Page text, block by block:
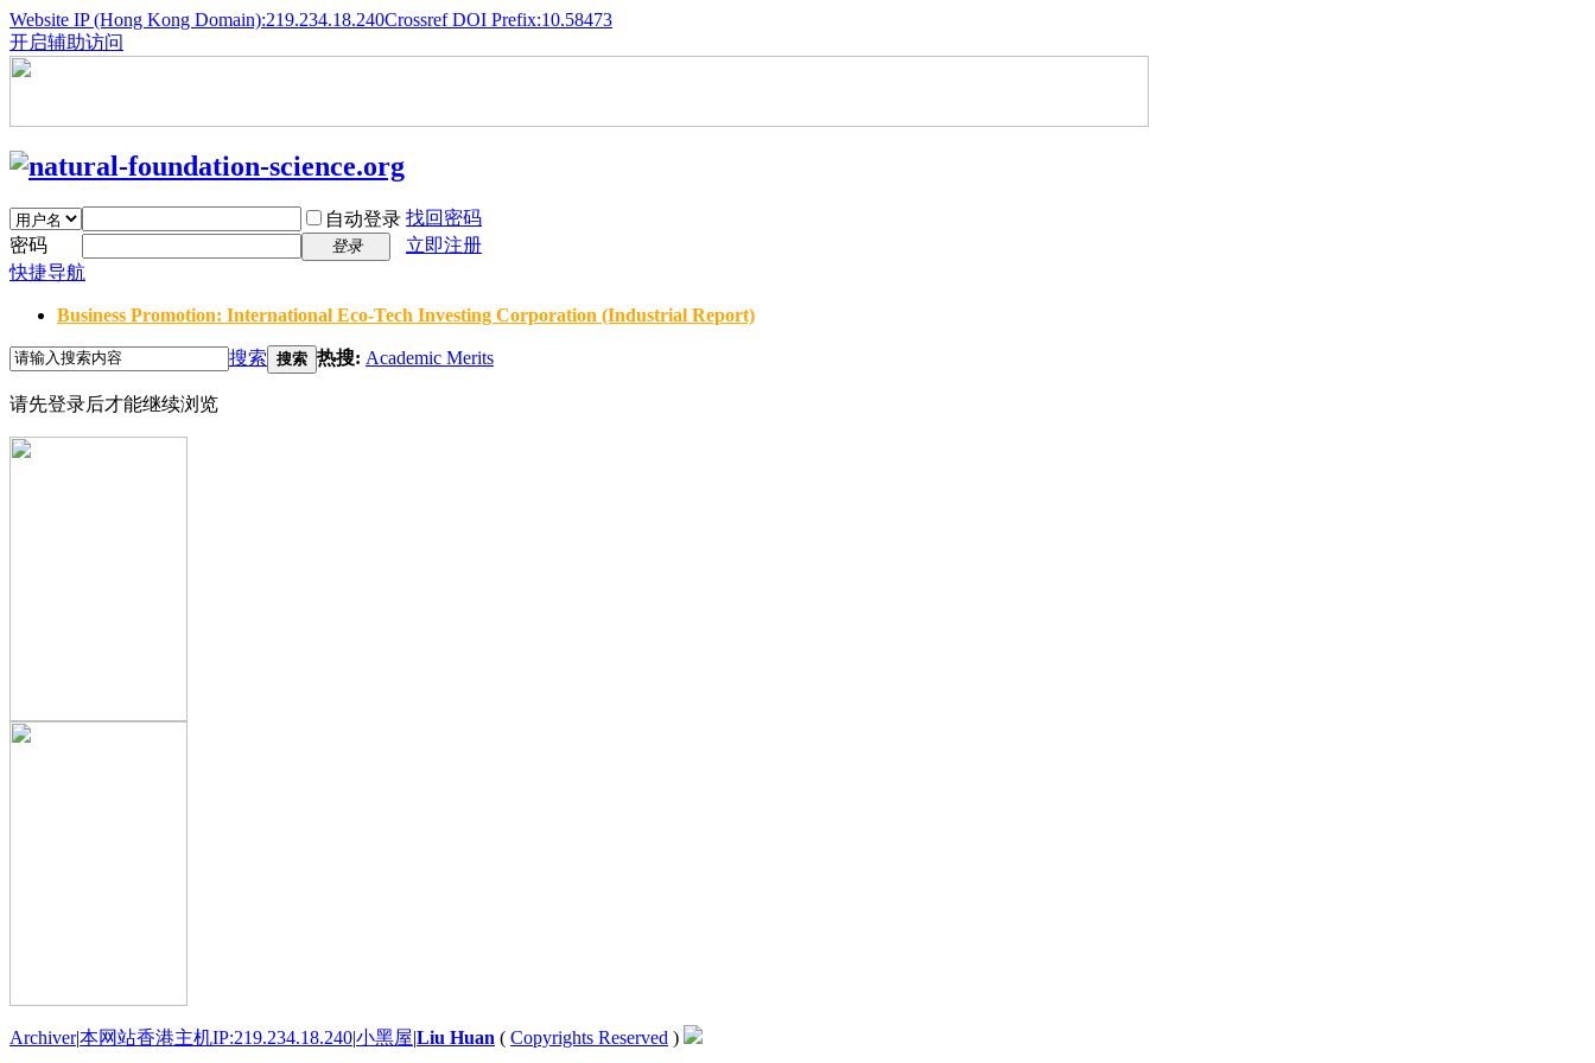
Website IP (Hong Kong Domain):219.234.18.240Crossref DOI Prefix:10.58473
开启辅助访问
自动登录 找回密码
密码
登录
立即注册
快捷导航
Business Promotion: International Eco-Tech Investing Corporation (Industrial Report)
搜索 搜索 热搜: Academic Merits
请先登录后才能继续浏览
Archiver|本网站香港主机IP:219.234.18.240|小黑屋|Liu Huan ( Copyrights Reserved )